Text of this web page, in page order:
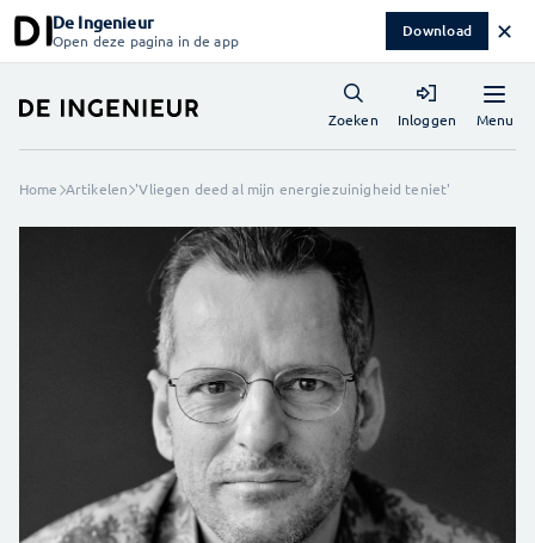
De Ingenieur
Open deze pagina in de app Download ✕
Menu
Zoeken Inloggen
Home Artikelen 'Vliegen deed al mijn energiezuinigheid teniet'